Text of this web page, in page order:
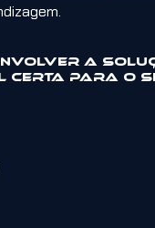
a
certa para o